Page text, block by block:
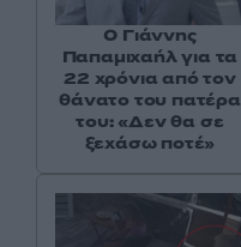
Ο Γιάννης
Παπαμιχαήλ για τα
22 χρόνια από τον
θάνατο του πατέρα
του: «Δεν θα σε
ξεχάσω ποτέ»